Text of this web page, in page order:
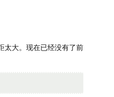
太大。现在已经没有了前